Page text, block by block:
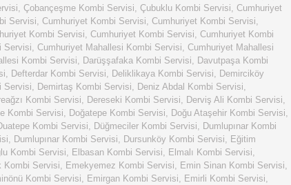
, Çobançeşme Kombi Servisi, Çubuklu Kombi Servisi, Cumhuriyet
Servisi, Cumhuriyet Kombi Servisi, Cumhuriyet Kombi Servisi,
Kombi Servisi, Cumhuriyet Kombi Servisi, Cumhuriyet Kombi
Servisi, Cumhuriyet Mahallesi Kombi Servisi, Cumhuriyet Mahallesi
Kombi Servisi, Darüşşafaka Kombi Servisi, Davutpaşa Kombi
, Defterdar Kombi Servisi, Deliklikaya Kombi Servisi, Demirciköy
Servisi, Demirtaş Kombi Servisi, Deniz Abdal Kombi Servisi,
Kombi Servisi, Dereseki Kombi Servisi, Derviş Ali Kombi Servisi,
Kombi Servisi, Doğatepe Kombi Servisi, Doğu Ataşehir Kombi Servisi,
Kombi Servisi, Düğmeciler Kombi Servisi, Dumlupınar Kombi
, Dumlupınar Kombi Servisi, Dursunköy Kombi Servisi, Eğitim
Kombi Servisi, Elbasan Kombi Servisi, Elmalı Kombi Servisi,
Kombi Servisi, Emekyemez Kombi Servisi, Emin Sinan Kombi Servisi,
Kombi Servisi, Emirgan Kombi Servisi, Emirli Kombi Servisi,